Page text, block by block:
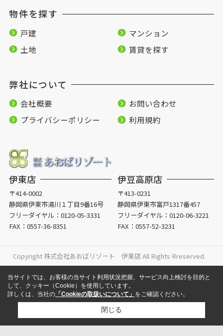
物件を探す
戸建
マンション
土地
賃貸を探す
弊社について
会社概要
お問い合わせ
プライバシーポリシー
利用規約
伊東店
〒414-0002
静岡県伊東市湯川１丁目9番16号
フリーダイヤル： 0120-05-3331
FAX：0557-36-8351
伊豆高原店
〒413-0231
静岡県伊東市富戸1317番457
フリーダイヤル：0120-06-3221
FAX：0557-52-3231
Copyright 株式会社あおばリゾート 伊東店 All Rights Rreserved.
当サイトでは、お客様の当サイト利用状況把握、サービス向上検討を目的と
して、クッキー（Cookie）を使用しています。
詳しくは、当社の 「Cookieの取扱いについて」 をご確認ください。
閉じる